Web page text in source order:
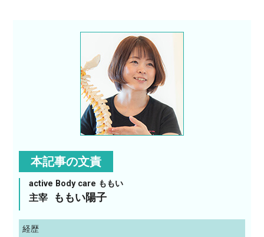
本記事の文責
active Body care ももい
主宰 ももい陽子
経歴